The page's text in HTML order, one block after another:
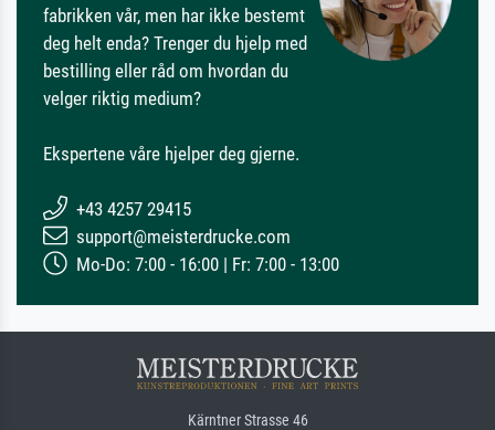
fabrikken vår, men har ikke bestemt
deg helt enda? Trenger du hjelp med
bestilling eller råd om hvordan du
velger riktig medium?
Ekspertene våre hjelper deg gjerne.
+43 4257 29415
support@meisterdrucke.com
Mo-Do: 7:00 - 16:00 | Fr: 7:00 - 13:00
Kärntner Strasse 46